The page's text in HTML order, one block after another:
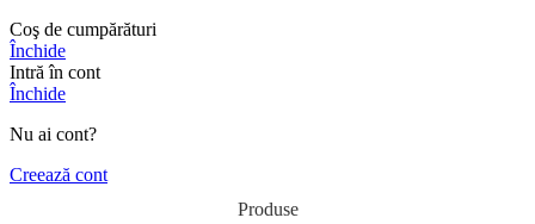
Coş de cumpărături
Închide
Intră în cont
Închide
Nu ai cont?
Creează cont
Produse